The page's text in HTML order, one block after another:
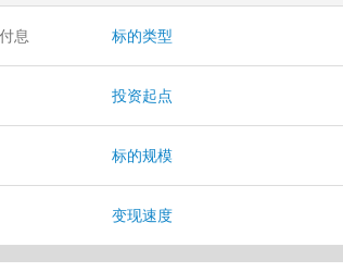
息 标的类型
投资起点
标的规模
变现速度